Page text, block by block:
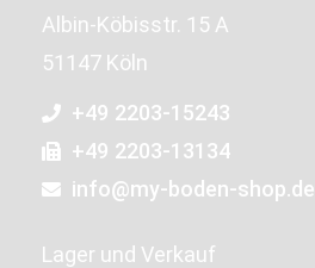
Albin-Köbisstr. 15 A
51147 Köln
+49 2203-15243
+49 2203-13134
info@my-boden-shop.de
Lager und Verkauf